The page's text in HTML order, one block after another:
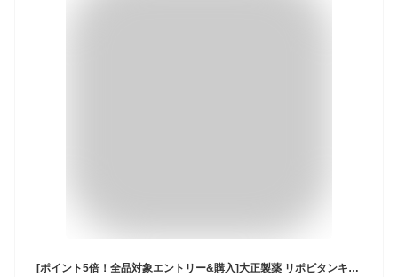
[ポイント5倍！全品対象エントリー&購入]大正製薬 リポビタンキッズゼリー 125g×30本入｜ 送料無料 ゼリー飲料 子ども ぶどう ブドウ